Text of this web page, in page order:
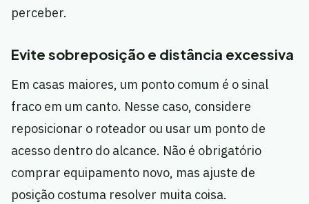
perceber.
Evite sobreposição e distância excessiva
Em casas maiores, um ponto comum é o sinal
fraco em um canto. Nesse caso, considere
reposicionar o roteador ou usar um ponto de
acesso dentro do alcance. Não é obrigatório
comprar equipamento novo, mas ajuste de
posição costuma resolver muita coisa.